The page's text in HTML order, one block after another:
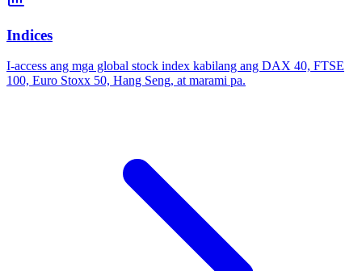
Indices
I-access ang mga global stock index kabilang ang DAX 40, FTSE
100, Euro Stoxx 50, Hang Seng, at marami pa.